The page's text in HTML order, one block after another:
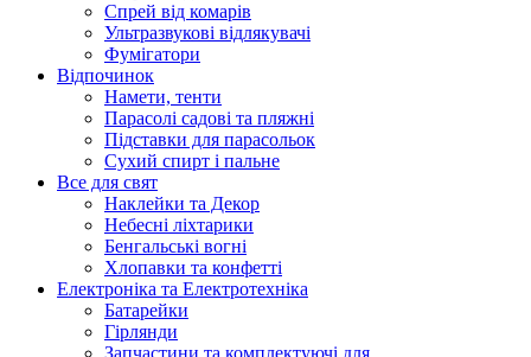
Спрей від комарів
Ультразвукові відлякувачі
Фумігатори
Відпочинок
Намети, тенти
Парасолі садові та пляжні
Підставки для парасольок
Сухий спирт і пальне
Все для свят
Наклейки та Декор
Небесні ліхтарики
Бенгальські вогні
Хлопавки та конфетті
Електроніка та Електротехніка
Батарейки
Гірлянди
Запчастини та комплектуючі для